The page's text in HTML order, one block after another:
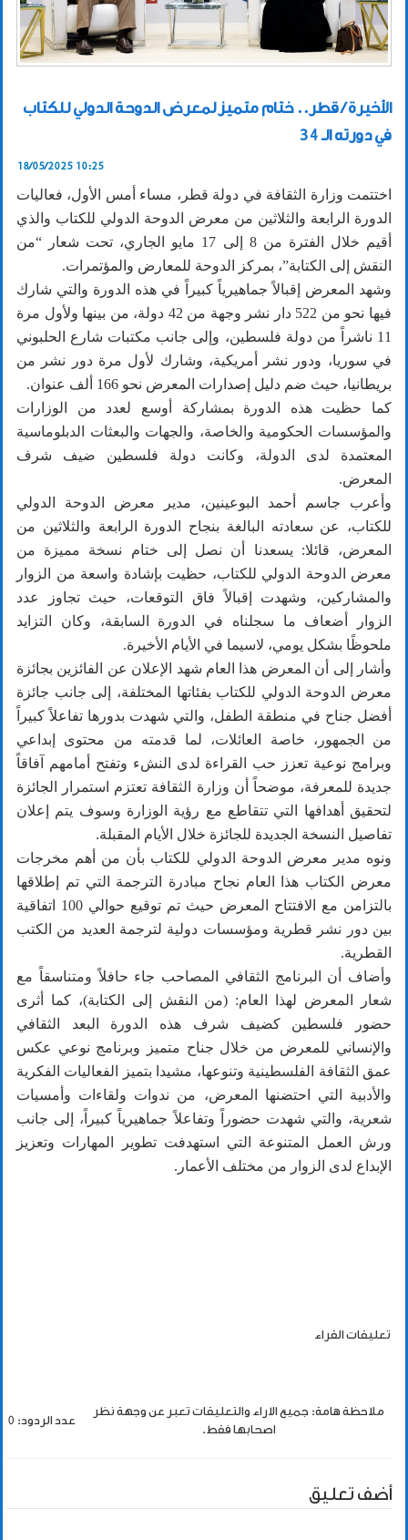
الأخيرة / قطر.. ختام متميز لمعرض الدوحة الدولي للكتاب
في دورته الـ 34
18/05/2025 10:25
اختتمت وزارة الثقافة في دولة قطر، مساء أمس الأول، فعاليات
الدورة الرابعة والثلاثين من معرض الدوحة الدولي للكتاب والذي
أقيم خلال الفترة من 8 إلى 17 مايو الجاري، تحت شعار “من
النقش إلى الكتابة”، بمركز الدوحة للمعارض والمؤتمرات.
وشهد المعرض إقبالاً جماهيرياً كبيراً في هذه الدورة والتي شارك
فيها نحو من 522 دار نشر وجهة من 42 دولة، من بينها ولأول مرة
11 ناشراً من دولة فلسطين، وإلى جانب مكتبات شارع الحلبوني
في سوريا، ودور نشر أمريكية، وشارك لأول مرة دور نشر من
بريطانيا، حيث ضم دليل إصدارات المعرض نحو 166 ألف عنوان.
كما حظيت هذه الدورة بمشاركة أوسع لعدد من الوزارات
والمؤسسات الحكومية والخاصة، والجهات والبعثات الدبلوماسية
المعتمدة لدى الدولة، وكانت دولة فلسطين ضيف شرف
المعرض.
وأعرب جاسم أحمد البوعينين، مدير معرض الدوحة الدولي
للكتاب، عن سعادته البالغة بنجاح الدورة الرابعة والثلاثين من
المعرض، قائلا: يسعدنا أن نصل إلى ختام نسخة مميزة من
معرض الدوحة الدولي للكتاب، حظيت بإشادة واسعة من الزوار
والمشاركين، وشهدت إقبالاً فاق التوقعات، حيث تجاوز عدد
الزوار أضعاف ما سجلناه في الدورة السابقة، وكان التزايد
ملحوظًا بشكل يومي، لاسيما في الأيام الأخيرة.
وأشار إلى أن المعرض هذا العام شهد الإعلان عن الفائزين بجائزة
معرض الدوحة الدولي للكتاب بفئاتها المختلفة، إلى جانب جائزة
أفضل جناح في منطقة الطفل، والتي شهدت بدورها تفاعلاً كبيراً
من الجمهور، خاصة العائلات، لما قدمته من محتوى إبداعي
وبرامج نوعية تعزز حب القراءة لدى النشء وتفتح أمامهم آفاقاً
جديدة للمعرفة، موضحاً أن وزارة الثقافة تعتزم استمرار الجائزة
لتحقيق أهدافها التي تتقاطع مع رؤية الوزارة وسوف يتم إعلان
تفاصيل النسخة الجديدة للجائزة خلال الأيام المقبلة.
ونوه مدير معرض الدوحة الدولي للكتاب بأن من أهم مخرجات
معرض الكتاب هذا العام نجاح مبادرة الترجمة التي تم إطلاقها
بالتزامن مع الافتتاح المعرض حيث تم توقيع حوالي 100 اتفاقية
بين دور نشر قطرية ومؤسسات دولية لترجمة العديد من الكتب
القطرية.
وأضاف أن البرنامج الثقافي المصاحب جاء حافلاً ومتناسقاً مع
شعار المعرض لهذا العام: (من النقش إلى الكتابة)، كما أثرى
حضور فلسطين كضيف شرف هذه الدورة البعد الثقافي
والإنساني للمعرض من خلال جناح متميز وبرنامج نوعي عكس
عمق الثقافة الفلسطينية وتنوعها، مشيدا بتميز الفعاليات الفكرية
والأدبية التي احتضنها المعرض، من ندوات ولقاءات وأمسيات
شعرية، والتي شهدت حضوراً وتفاعلاً جماهيرياً كبيراً، إلى جانب
ورش العمل المتنوعة التي استهدفت تطوير المهارات وتعزيز
الإبداع لدى الزوار من مختلف الأعمار.
تعليقات القراء
ملاحظة هامة: جميع الاراء والتعليقات تعبر عن وجهة نظر
اصحابها فقط.
عدد الردود: 0
أضف تعليق